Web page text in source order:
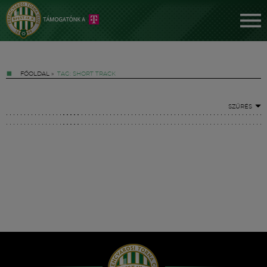
FŐOLDAL » TAG: SHORT TRACK
SZŰRÉS
Hírek